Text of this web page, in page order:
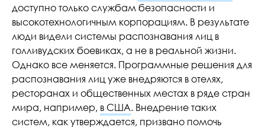
доступно только службам безопасности и
высокотехнологичным корпорациям. В результате
люди видели системы распознавания лиц в
голливудских боевиках, а не в реальной жизни.
Однако все меняется. Программные решения для
распознавания лиц уже внедряются в отелях,
ресторанах и общественных местах в ряде стран
мира, например, в США. Внедрение таких
систем, как утверждается, призвано помочь